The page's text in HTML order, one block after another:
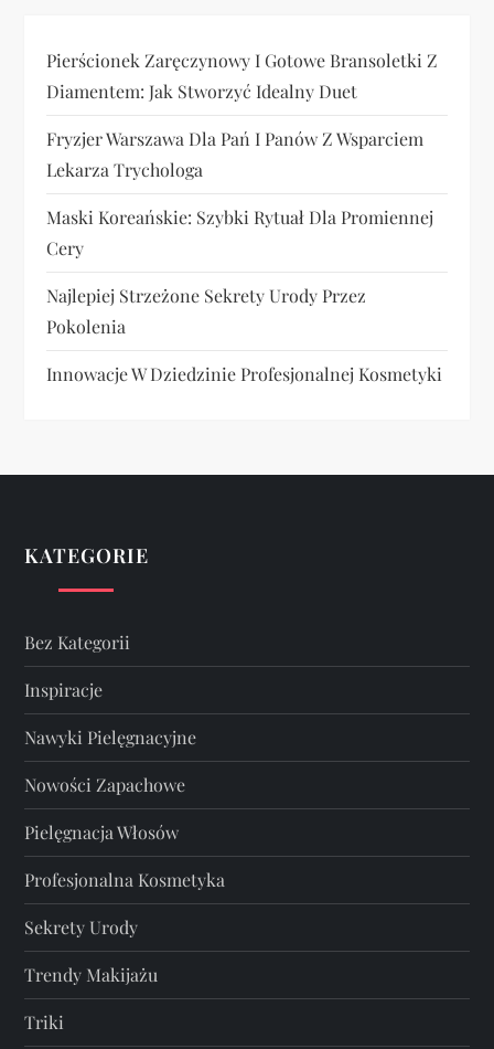
Pierścionek Zaręczynowy I Gotowe Bransoletki Z
Diamentem: Jak Stworzyć Idealny Duet
Fryzjer Warszawa Dla Pań I Panów Z Wsparciem
Lekarza Trychologa
Maski Koreańskie: Szybki Rytuał Dla Promiennej
Cery
Najlepiej Strzeżone Sekrety Urody Przez
Pokolenia
Innowacje W Dziedzinie Profesjonalnej Kosmetyki
KATEGORIE
Bez Kategorii
Inspiracje
Nawyki Pielęgnacyjne
Nowości Zapachowe
Pielęgnacja Włosów
Profesjonalna Kosmetyka
Sekrety Urody
Trendy Makijażu
Triki